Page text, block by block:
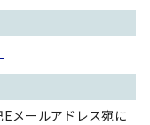
メールアドレス宛に